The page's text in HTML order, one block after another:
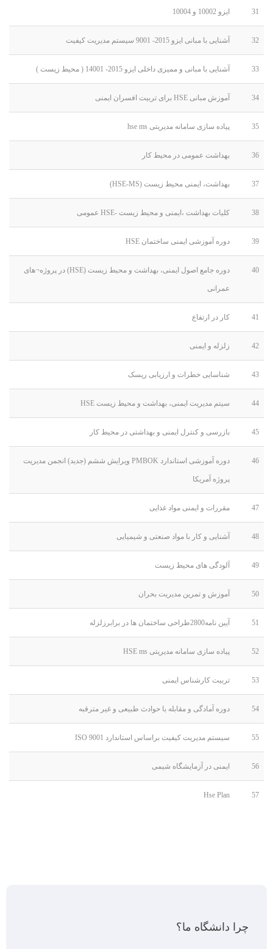
31 ایزو 10002 و 10004
32 آشنایی با مبانی ایزو 2015- 9001 سیستم مدیریت کیفیت
33 آشنایی با مبانی و ممیزی داخلی ایزو 2015- 14001 ( محیط زیست )
34 آموزش مبانی HSE برای تربیت افسران ایمنی
35 پیاده سازی سامانه مدیریتی hse ms
36 بهداشت عمومی در محیط کار
37 بهداشت، ایمنی محیط زیست (HSE-MS)
38 کلیات بهداشت ،ایمنی و محیط زیست -HSE عمومی
39 دوره آموزشی ایمنی ساختمان HSE
40 دوره جامع اصول ایمنی، بهداشت و محیط زیست (HSE) در پروژه¬های
عمرانی
41 کار در ارتفاع
42 زلزله و ایمنی
43 شناسایی خطرات و ارزیابی ریسک
44 سیتم مدیریت ایمنی، بهداشت و محیط زیست HSE
45 بازرسی و کنترل ایمنی و بهداشتی در محیط کار
46 دوره آموزشی استاندارد PMBOK ویرایش ششم (جدید) انجمن مدیریت
پروژه آمریکا
47 مقررات و ایمنی مواد غذایی
48 آشنایی و کار با مواد صنعتی و شیمیایی
49 آلودگی های محیط زیست
50 آموزش و تمرین مدیریت بحران
51 آیین نامه2800طراحی ساختمان ها در برابرزلزله
52 پیاده سازی سامانه مدیریتی HSE ms
53 تربیت کارشناس ایمنی
54 دوره آمادگی و مقابله با حوادث طبیعی و غیر مترقبه
55 سیستم مدیریت کیفیت براساس استاندارد ISO 9001
56 ایمنی در آزمایشگاه شیمی
57
Hse Plan
چرا دانشگاه ما؟